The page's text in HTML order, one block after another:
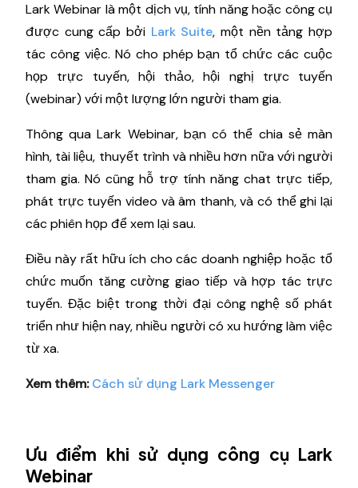
Lark Webinar là một dịch vụ, tính năng hoặc công cụ
được cung cấp bởi Lark Suite, một nền tảng hợp
tác công việc. Nó cho phép bạn tổ chức các cuộc
họp trực tuyến, hội thảo, hội nghị trực tuyến
(webinar) với một lượng lớn người tham gia.
Thông qua Lark Webinar, bạn có thể chia sẻ màn
hình, tài liệu, thuyết trình và nhiều hơn nữa với người
tham gia. Nó cũng hỗ trợ tính năng chat trực tiếp,
phát trực tuyến video và âm thanh, và có thể ghi lại
các phiên họp để xem lại sau.
Điều này rất hữu ích cho các doanh nghiệp hoặc tổ
chức muốn tăng cường giao tiếp và hợp tác trực
tuyến. Đặc biệt trong thời đại công nghệ số phát
triển như hiện nay, nhiều người có xu hướng làm việc
từ xa.
Xem thêm: Cách sử dụng Lark Messenger
Ưu điểm khi sử dụng công cụ Lark
Webinar